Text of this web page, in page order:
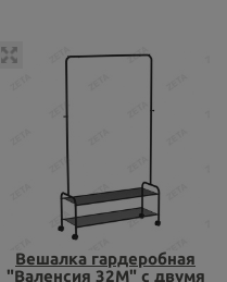
Вешалка гардеробная
"Валенсия 32М" с двумя